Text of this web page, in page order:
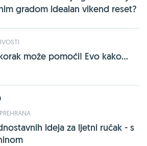
gradom idealan vikend reset?
može pomoći! Evo kako...
ideja za ljetni ručak - s